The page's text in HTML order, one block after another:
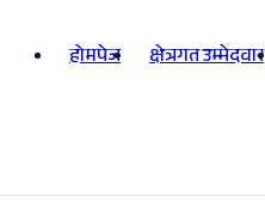
होमपेज क्षेत्रगत उम्मेदवार